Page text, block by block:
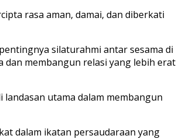
rasa aman, damai, dan diberkati
silaturahmi antar sesama di
dan membangun relasi yang lebih erat
utama dalam membangun
dalam ikatan persaudaraan yang